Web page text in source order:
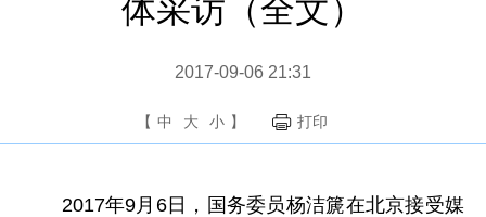
体采访（全文）
2017-09-06 21:31
【 中 大 小 】 打印
2017年9月6日，国务委员杨洁篪在北京接受媒